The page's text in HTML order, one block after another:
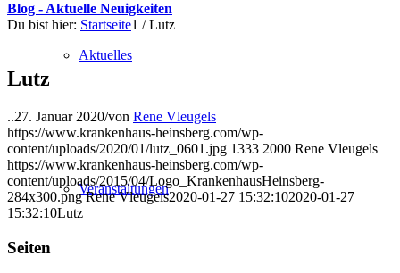
Aktuelles
Veranstaltungen
Blog - Aktuelle Neuigkeiten
Du bist hier: Startseite1 / Lutz
Lutz
..27. Januar 2020/von Rene Vleugels
https://www.krankenhaus-heinsberg.com/wp-
content/uploads/2020/01/lutz_0601.jpg 1333 2000 Rene Vleugels
https://www.krankenhaus-heinsberg.com/wp-
content/uploads/2015/04/Logo_KrankenhausHeinsberg-
284x300.png Rene Vleugels2020-01-27 15:32:102020-01-27
15:32:10Lutz
Seiten